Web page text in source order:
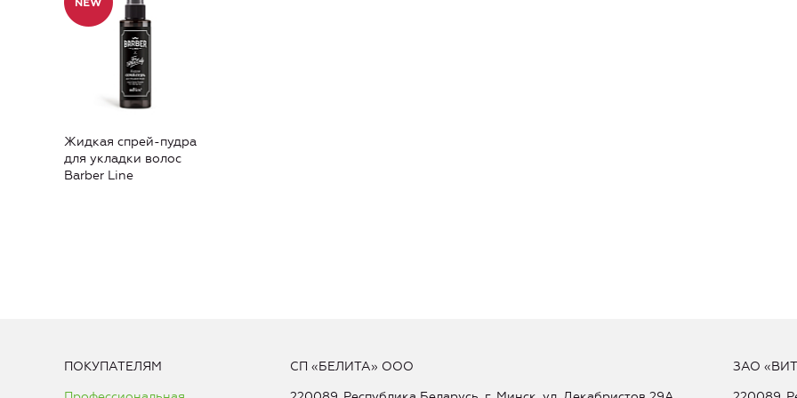
Жидкая спрей-пудра
для укладки волос
Barber Line
ПОКУПАТЕЛЯМ
СП «БЕЛИТА» ООО
ЗАО